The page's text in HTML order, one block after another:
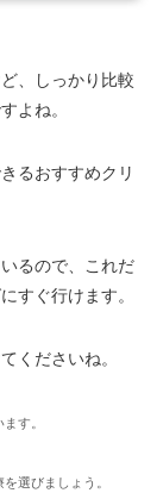
、しっかり比較
よね。
るおすすめクリ
るので、これだ
すぐ行けます。
くださいね。
す。
選びましょう。